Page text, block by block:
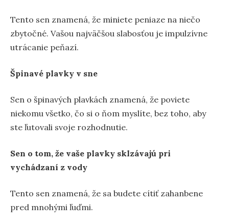
Tento sen znamená, že miniete peniaze na niečo
zbytočné. Vašou najväčšou slabosťou je impulzívne
utrácanie peňazí.
Špinavé plavky v sne
Sen o špinavých plavkách znamená, že poviete
niekomu všetko, čo si o ňom myslíte, bez toho, aby
ste ľutovali svoje rozhodnutie.
Sen o tom, že vaše plavky sklzávajú pri
vychádzaní z vody
Tento sen znamená, že sa budete cítiť zahanbene
pred mnohými ľuďmi.